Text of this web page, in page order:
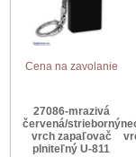
Cena na zavolanie
27086-mrazivá
červená/strieborný
vrch zapaľovač
plniteľný U-811